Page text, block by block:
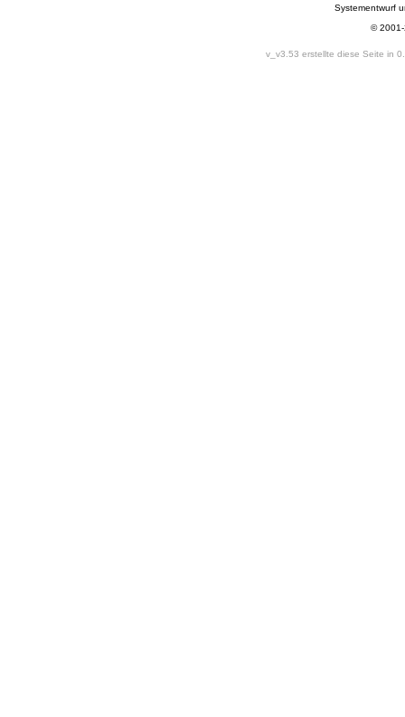
Systementwurf
©
v_v3.53 erstellte diese Seite in